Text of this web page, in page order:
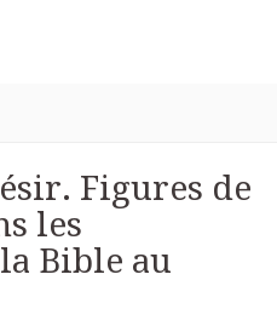
Figures de
les
Bible au